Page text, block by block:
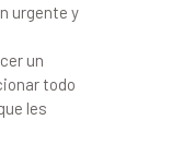
urgente y
un
todo
les